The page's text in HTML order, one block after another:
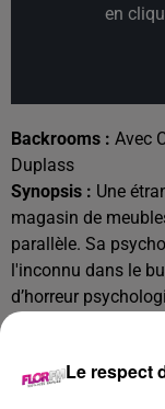
en
Backrooms : Avec
Duplass
Synopsis : Une
magasin de
parallèle. Sa
l'inconnu dans le
d’horreur
ses armes sur
passe d'être l'un
Le respect